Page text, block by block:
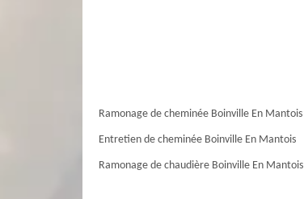
Ramonage de cheminée Boinville En Mantois
Entretien de cheminée Boinville En Mantois
Ramonage de chaudière Boinville En Mantois